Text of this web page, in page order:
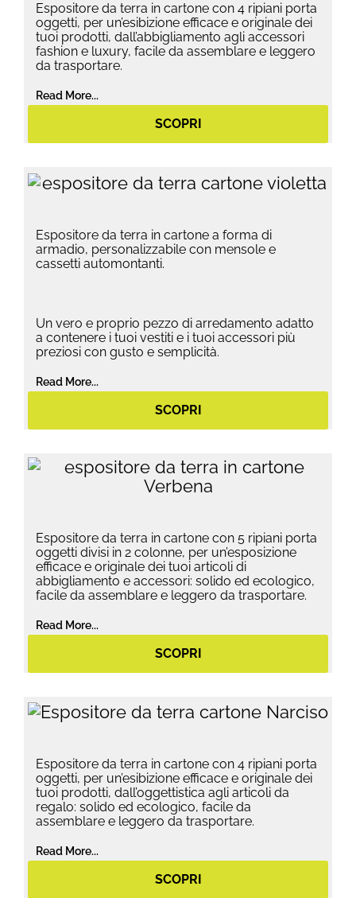
Espositore da terra in cartone con 4 ripiani porta
oggetti, per un’esibizione efficace e originale dei
tuoi prodotti, dall’abbigliamento agli accessori
fashion e luxury, facile da assemblare e leggero
da trasportare.
Read More...
SCOPRI
Espositore da terra in cartone a forma di
armadio, personalizzabile con mensole e
cassetti automontanti.
Un vero e proprio pezzo di arredamento adatto
a contenere i tuoi vestiti e i tuoi accessori più
preziosi con gusto e semplicità.
Read More...
SCOPRI
Espositore da terra in cartone con 5 ripiani porta
oggetti divisi in 2 colonne, per un’esposizione
efficace e originale dei tuoi articoli di
abbigliamento e accessori: solido ed ecologico,
facile da assemblare e leggero da trasportare.
Read More...
SCOPRI
Espositore da terra in cartone con 4 ripiani porta
oggetti, per un’esibizione efficace e originale dei
tuoi prodotti, dall’oggettistica agli articoli da
regalo: solido ed ecologico, facile da
assemblare e leggero da trasportare.
Read More...
SCOPRI